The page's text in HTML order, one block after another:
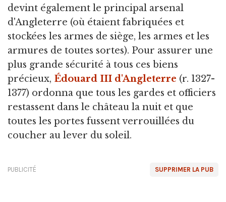
devint également le principal arsenal
d'Angleterre (où étaient fabriquées et
stockées les armes de siège, les armes et les
armures de toutes sortes). Pour assurer une
plus grande sécurité à tous ces biens
précieux, Édouard III d'Angleterre (r. 1327-
1377) ordonna que tous les gardes et officiers
restassent dans le château la nuit et que
toutes les portes fussent verrouillées du
coucher au lever du soleil.
SUPPRIMER LA PUB
PUBLICITÉ